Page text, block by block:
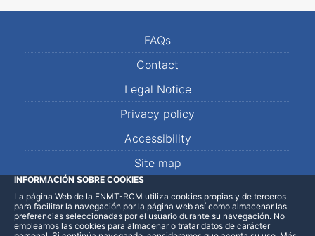
FAQs
Contact
Legal Notice
Privacy policy
Accessibility
Site map
LinkedInFacebookWhatsApp
INFORMACIÓN SOBRE COOKIES
La página Web de la FNMT-RCM utiliza cookies propias y de terceros
para facilitar la navegación por la página web así como almacenar las
preferencias seleccionadas por el usuario durante su navegación. No
empleamos las cookies para almacenar o tratar datos de carácter